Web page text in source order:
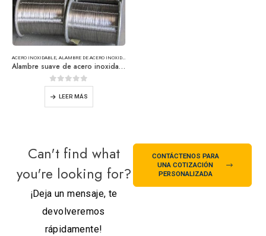
ACERO INOXIDABLE, ALAMBRE DE ACERO INOXIDABLE
Alambre suave de acero inoxidable
0de 5
LEER MÁS
Can't find what
you're looking for?
¡Deja un mensaje, te
devolveremos
rápidamente!
CONTÁCTENOS PARA
UNA COTIZACIÓN
PERSONALIZADA